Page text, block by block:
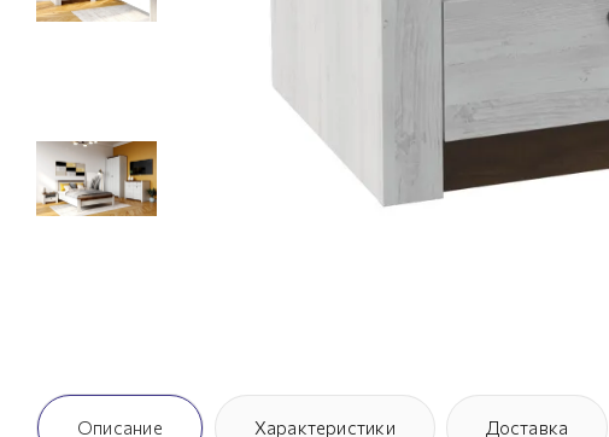
Описание Характеристики Доставка